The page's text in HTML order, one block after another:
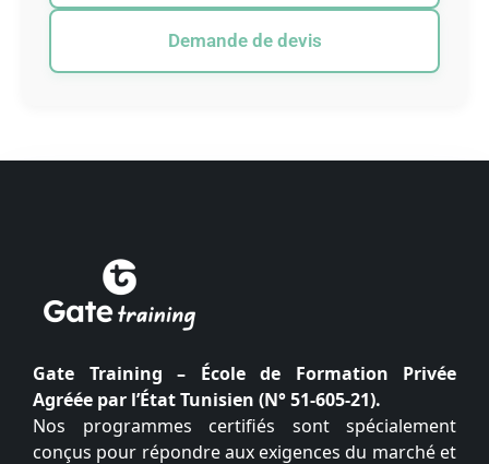
Demande de devis
Gate Training – École de Formation Privée
Agréée par l’État Tunisien (N° 51-605-21).
Nos programmes certifiés sont spécialement
conçus pour répondre aux exigences du marché et